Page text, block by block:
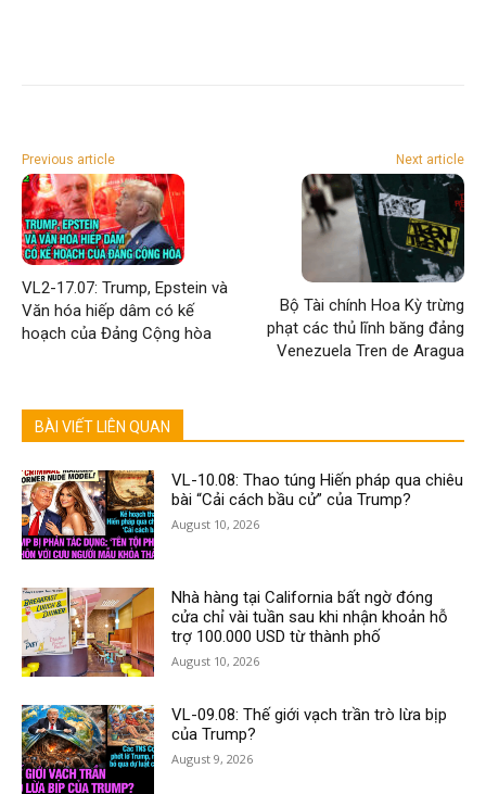
Previous article
VL2-17.07: Trump, Epstein và
Văn hóa hiếp dâm có kế
hoạch của Đảng Cộng hòa
Next article
Bộ Tài chính Hoa Kỳ trừng
phạt các thủ lĩnh băng đảng
Venezuela Tren de Aragua
BÀI VIẾT LIÊN QUAN
VL-10.08: Thao túng Hiến pháp qua chiêu
bài “Cải cách bầu cử” của Trump?
August 10, 2026
Nhà hàng tại California bất ngờ đóng
cửa chỉ vài tuần sau khi nhận khoản hỗ
trợ 100.000 USD từ thành phố
August 10, 2026
VL-09.08: Thế giới vạch trần trò lừa bịp
của Trump?
August 9, 2026